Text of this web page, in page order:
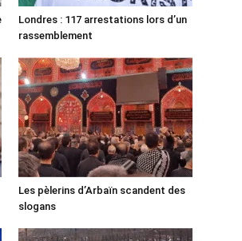
Londres : 117 arrestations lors d’un
rassemblement
Les pèlerins d’Arbaïn scandent des
slogans